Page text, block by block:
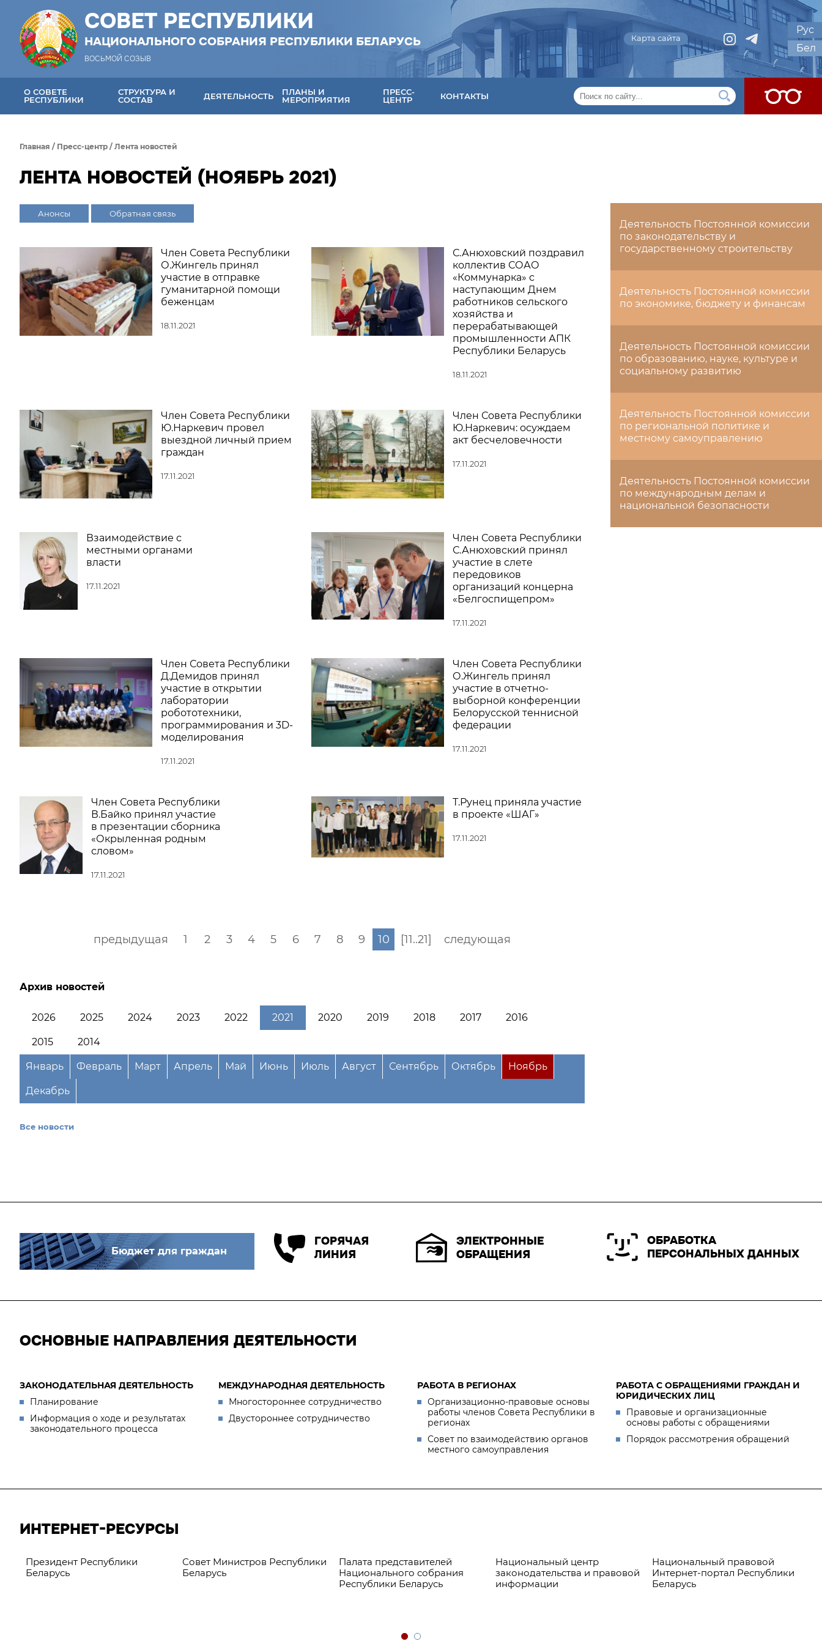
СОВЕТ РЕСПУБЛИКИ
НАЦИОНАЛЬНОГО СОБРАНИЯ РЕСПУБЛИКИ БЕЛАРУСЬ
ВОСЬМОЙ СОЗЫВ
Карта сайта
Рус
Бел
О СОВЕТЕ
РЕСПУБЛИКИ
СТРУКТУРА И
СОСТАВ
ДЕЯТЕЛЬНОСТЬ
ПЛАНЫ И
МЕРОПРИЯТИЯ
ПРЕСС-
ЦЕНТР
КОНТАКТЫ
Главная / Пресс-центр / Лента новостей
ЛЕНТА НОВОСТЕЙ (НОЯБРЬ 2021)
Анонсы Обратная связь
Член Совета Республики
О.Жингель принял
участие в отправке
гуманитарной помощи
беженцам
18.11.2021
С.Анюховский поздравил
коллектив СОАО
«Коммунарка» с
наступающим Днем
работников сельского
хозяйства и
перерабатывающей
промышленности АПК
Республики Беларусь
18.11.2021
Член Совета Республики
Ю.Наркевич провел
выездной личный прием
граждан
17.11.2021
Член Совета Республики
Ю.Наркевич: осуждаем
акт бесчеловечности
17.11.2021
Взаимодействие с
местными органами
власти
17.11.2021
Член Совета Республики
С.Анюховский принял
участие в слете
передовиков
организаций концерна
«Белгоспищепром»
17.11.2021
Член Совета Республики
Д.Демидов принял
участие в открытии
лаборатории
робототехники,
программирования и 3D-
моделирования
17.11.2021
Член Совета Республики
О.Жингель принял
участие в отчетно-
выборной конференции
Белорусской теннисной
федерации
17.11.2021
Член Совета Республики
В.Байко принял участие
в презентации сборника
«Окрыленная родным
словом»
17.11.2021
Т.Рунец приняла участие
в проекте «ШАГ»
17.11.2021
предыдущая 1 2 3 4 5 6 7 8 9 10 [11..21] следующая
Архив новостей
2026 2025 2024 2023 2022 2021 2020 2019 2018 2017 2016
2015 2014
Январь Февраль Март Апрель Май Июнь Июль Август Сентябрь Октябрь Ноябрь
Декабрь
Все новости
Деятельность Постоянной комиссии
по законодательству и
государственному строительству
Деятельность Постоянной комиссии
по экономике, бюджету и финансам
Деятельность Постоянной комиссии
по образованию, науке, культуре и
социальному развитию
Деятельность Постоянной комиссии
по региональной политике и
местному самоуправлению
Деятельность Постоянной комиссии
по международным делам и
национальной безопасности
Бюджет для граждан
ГОРЯЧАЯ
ЛИНИЯ
ЭЛЕКТРОННЫЕ
ОБРАЩЕНИЯ
ОБРАБОТКА
ПЕРСОНАЛЬНЫХ ДАННЫХ
ОСНОВНЫЕ НАПРАВЛЕНИЯ ДЕЯТЕЛЬНОСТИ
ЗАКОНОДАТЕЛЬНАЯ ДЕЯТЕЛЬНОСТЬ
Планирование
Информация о ходе и результатах
законодательного процесса
МЕЖДУНАРОДНАЯ ДЕЯТЕЛЬНОСТЬ
Многостороннее сотрудничество
Двустороннее сотрудничество
РАБОТА В РЕГИОНАХ
Организационно-правовые основы
работы членов Совета Республики в
регионах
Совет по взаимодействию органов
местного самоуправления
РАБОТА С ОБРАЩЕНИЯМИ ГРАЖДАН И
ЮРИДИЧЕСКИХ ЛИЦ
Правовые и организационные
основы работы с обращениями
Порядок рассмотрения обращений
ИНТЕРНЕТ-РЕСУРСЫ
Президент Республики
Беларусь
Совет Министров Республики
Беларусь
Палата представителей
Национального собрания
Республики Беларусь
Национальный центр
законодательства и правовой
информации
Национальный правовой
Интернет-портал Республики
Беларусь